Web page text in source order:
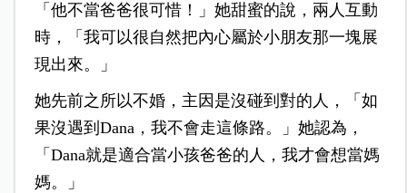
「他不當爸爸很可惜！」她甜蜜的說，兩人互動
時，「我可以很自然把內心屬於小朋友那一塊展
現出來。」
她先前之所以不婚，主因是沒碰到對的人，「如
果沒遇到Dana，我不會走這條路。」她認為，
「Dana就是適合當小孩爸爸的人，我才會想當媽
媽。」